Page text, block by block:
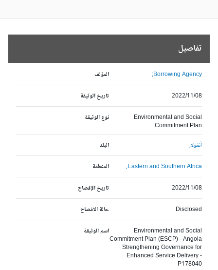
تفاصيل
المؤلف Borrowing Agency;
تاريخ الوثيقة 2022/11/08
نوع الوثيقة
Environmental and Social
Commitment Plan
البلد
أنغولا,
المنطقة Eastern and Southern Africa,
تاريخ الإفصاح 2022/11/08
حالة الافصاح Disclosed
اسم الوثيقة
Environmental and Social
Commitment Plan (ESCP) - Angola
Strengthening Governance for
Enhanced Service Delivery -
P178040